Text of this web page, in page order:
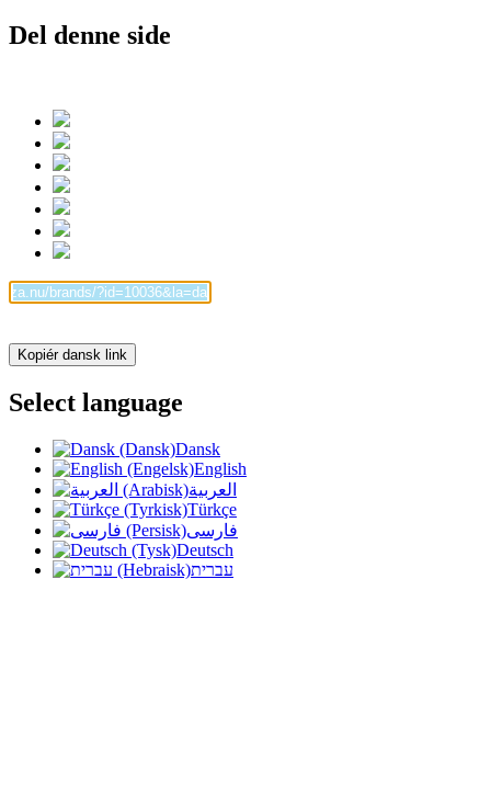
Del denne side
Kopiér dansk link
Select language
Dansk
English
العربية
Türkçe
فارسی
Deutsch
עברית